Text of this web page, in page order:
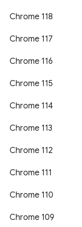
Chrome 118
Chrome 117
Chrome 116
Chrome 115
Chrome 114
Chrome 113
Chrome 112
Chrome 111
Chrome 110
Chrome 109